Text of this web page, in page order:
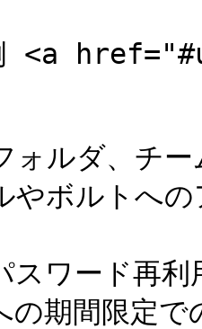
<a
ルダ、チー
ボルトへの
ワード再利
期間限定で